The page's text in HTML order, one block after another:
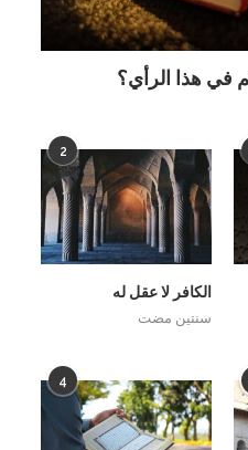
في هذا الرأي؟
2
الكافر لا عقل له
سنتين مضت
4